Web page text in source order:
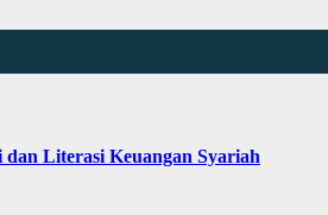
Literasi Keuangan Syariah